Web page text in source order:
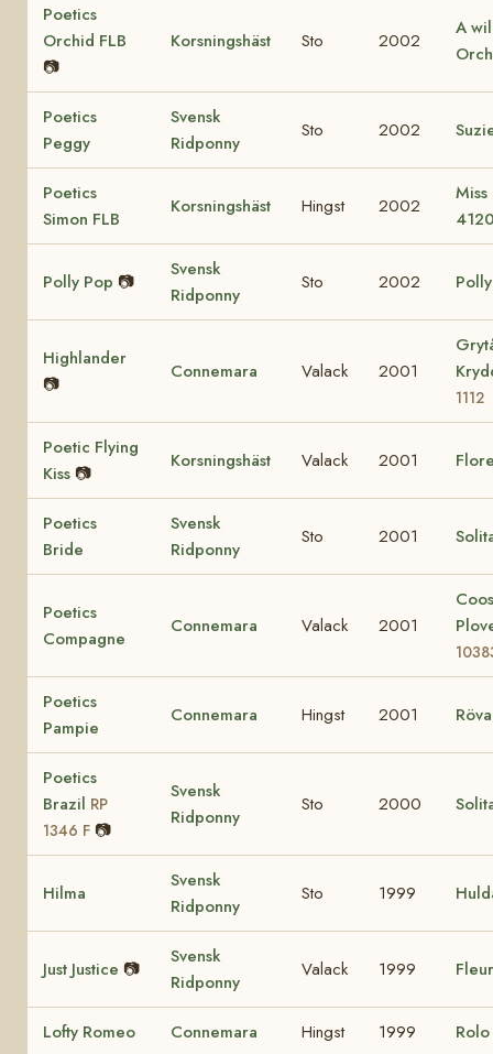
Poetics
Orchid FLB
📷
Korsningshäst Sto 2002
A
Poetics
Peggy
Svensk
Ridponny
Sto 2002
Poetics
Simon FLB
Korsningshäst Hingst 2002
Miss
Polly Pop 📷
Svensk
Ridponny
Sto 2002
Highlander
📷
Connemara Valack 2001
1112
Poetic Flying
Kiss 📷
Korsningshäst Valack 2001
Poetics
Bride
Svensk
Ridponny
Sto 2001
Poetics
Compagne
Connemara Valack 2001
Poetics
Pampie
Connemara Hingst 2001
Poetics
Brazil RP
1346 F 📷
Svensk
Ridponny
Sto 2000
Hilma
Svensk
Ridponny
Sto 1999
Just Justice 📷
Svensk
Ridponny
Valack 1999
Lofty Romeo Connemara Hingst 1999 Rolo